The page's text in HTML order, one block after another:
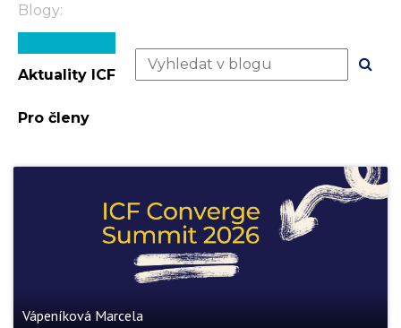
Blogy:
Aktuality ICF
Pro členy
Vápeníková Marcela